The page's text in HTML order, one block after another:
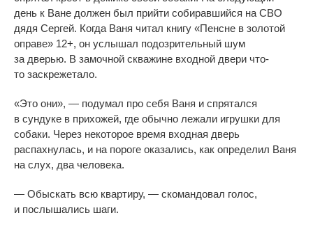
день к Ване должен был прийти собиравшийся на СВО
дядя Сергей. Когда Ваня читал книгу «Пенсне в золотой
оправе» 12+, он услышал подозрительный шум
за дверью. В замочной скважине входной двери что-
то заскрежетало.
«Это они», — подумал про себя Ваня и спрятался
в сундуке в прихожей, где обычно лежали игрушки для
собаки. Через некоторое время входная дверь
распахнулась, и на пороге оказались, как определил Ваня
на слух, два человека.
— Обыскать всю квартиру, — скомандовал голос,
и послышались шаги.